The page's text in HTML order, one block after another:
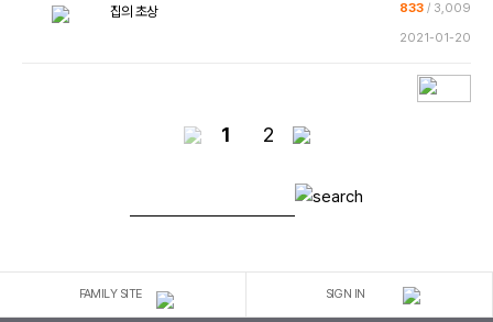
집의 초상 833 / 3,009
2021-01-20
1 2
FAMILY SITE SIGN IN